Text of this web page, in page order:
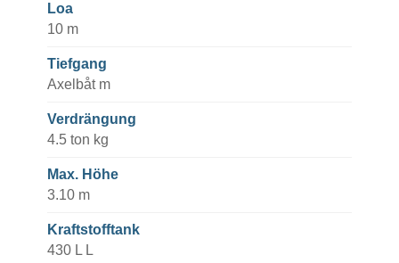
Loa
10 m
Tiefgang
Axelbåt m
Verdrängung
4.5 ton kg
Max. Höhe
3.10 m
Kraftstofftank
430 L L